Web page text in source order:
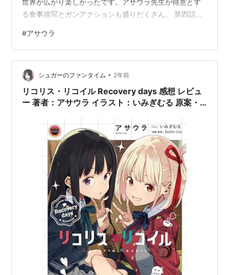
る食事描写とガンアクションも盛りだくさん。 第四話で
夜の廃墟を舞台にした謎の敵との戦闘が描かれハラハラ
しながら楽しめました。最後にちょろっと千束たちが顔
を見せるところもグッド。 第五話はスラッシャー映画、
スプラッター映画のあるあるが詰まった一篇で、最初か
ら夢オチが分かっているようなものなのでなるほどそう
いうのがあるんだなーと思いながら楽しく読ま…
#アサウラ
シュガーのファンタイム • 2年前
リコリス・リコイル Recovery days 感想 レビュ
ー 著者：アサウラ イラスト：いみぎむる 原案・